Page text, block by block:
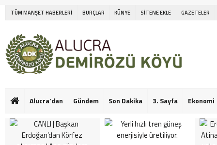
TÜM MANŞET HABERLERİ BURÇLAR KÜNYE SİTENE EKLE GAZETELER
Alucra’dan Gündem Son Dakika 3. Sayfa Ekonomi